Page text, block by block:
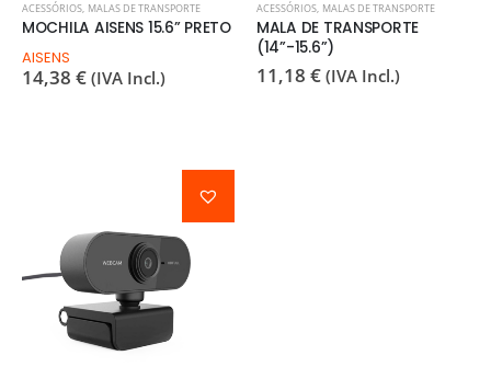
ACESSÓRIOS, MALAS DE TRANSPORTE
MOCHILA AISENS 15.6” PRETO
AISENS
14,38 € (IVA Incl.)
ACESSÓRIOS, MALAS DE TRANSPORTE
MALA DE TRANSPORTE
(14”-15.6”)
11,18 € (IVA Incl.)